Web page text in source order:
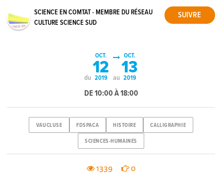
SCIENCE EN COMTAT - MEMBRE DU RÉSEAU
CULTURE SCIENCE SUD
du
OCT.
12
2019 au
OCT.
13
2019
DE 10:00 À 18:00
VAUCLUSE FDSPACA HISTOIRE CALLIGRAPHIE
SCIENCES-HUMAINES
1339 0